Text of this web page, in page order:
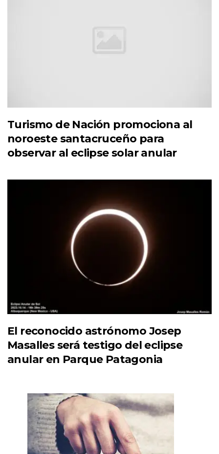
Turismo de Nación promociona al
noroeste santacruceño para
observar al eclipse solar anular
El reconocido astrónomo Josep
Masalles será testigo del eclipse
anular en Parque Patagonia